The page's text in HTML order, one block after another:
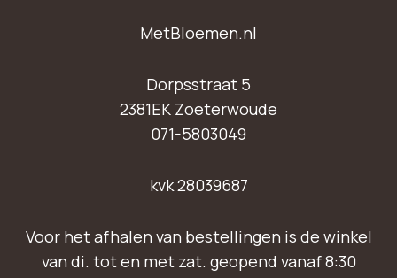
MetBloemen.nl
Dorpsstraat 5
2381EK Zoeterwoude
071-5803049
kvk 28039687
Voor het afhalen van bestellingen is de winkel
van di. tot en met zat. geopend vanaf 8:30